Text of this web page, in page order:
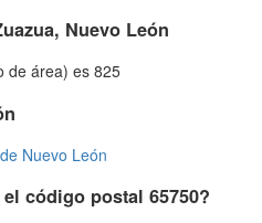
Nuevo León
de área) es 825
Nuevo León
código postal 65750?